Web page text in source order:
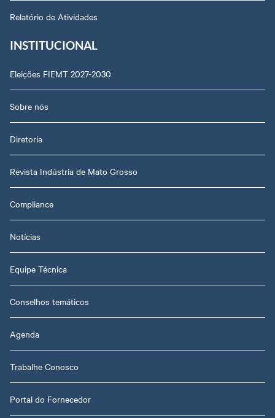
Relatório de Atividades
INSTITUCIONAL
Eleições FIEMT 2027-2030
Sobre nós
Diretoria
Revista Indústria de Mato Grosso
Compliance
Notícias
Equipe Técnica
Conselhos temáticos
Agenda
Trabalhe Conosco
Portal do Fornecedor